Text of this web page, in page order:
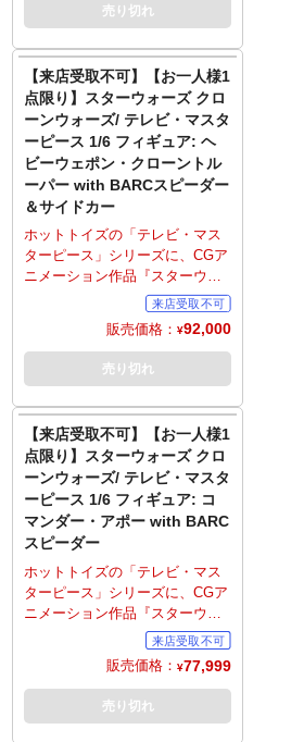
トに取り付けできる火炎放射の
替え用ハンドパーツ、砂漠の地
面が造形された台座を使用し、
劇中のさまざまなアクションが
演出可能。
※こちらの商品はお一人様1点ま
でのご予約・注文とさせていた
だきます。お一人様で複数のご
予約、同住所でのご予約・注文
が確認されましたらキャンセル
とさせていただきますのでご注
意ください。
の姿を、全高約30センチ、30箇
立体化。照準距離測定器可動の
新規造形ヘルメット、印象的な
マンダロアのアーマー、インナ
ー、両腕のリストガントレッ
ト、腰に巻いた弾帯ベルトな
ど、質感やディテールにこだわ
り、ウェザリング塗装を追加す
るなど、細部に至るまで精巧な
仕上がり。リスト・ガントレッ
トには火炎放射のエフェクトパ
ーツ、グラップリング・フック
が取り付け可能。ガダッフィス
ティック、腰のホルスターに収
納可能のブラスターピストル、
ブラスターライフル、ジェット
パック、豊富な差し替え用ハン
れた台座を使い、劇中のさまざ
まなアクションの演出が可能。
※こちらの商品はお一人様1点ま
でのご予約・注文とさせていた
だきます。お一人様で複数のご
予約、同住所でのご予約・注文
が確認されましたらキャンセル
意ください。
売り切れ
【来店受取不可】【お一人様1
点限り】スターウォーズ クロ
ーンウォーズ/ テレビ・マスタ
ーピース 1/6 フィギュア: ヘ
ビーウェポン・クローントル
ーパー with BARCスピーダー
＆サイドカー
ホットトイズの「テレビ・マス
ターピース」シリーズに、CGア
ニメーション作品『スターウォ
ーズ クローンウォーズ』よりヘ
ビーウェポン・クローントルー
パーがサイドカー付きBARCス
ピーダーとのセットでラインナ
ップ。トルーパーは30箇所以上
BARCスピーダーは全長約68セ
ンチでフィギュア化。第501大隊
のマーキングが入った装甲服
は、特殊な形状のヘルメット、
右肩に装着したブラックのショ
ルダーアーマー、ユーティリテ
ィ・ベルトなど、質感やディテ
ールにこだわり抜き、新規開発
でウェザリングを追加するな
ど、細部に至るまで精巧な仕上
がりに。ブラスター・ピスト
ル、ブラスター、ショルダーバ
ッグ、多彩な差し替え用ハンド
パーツ、床面が造形された台座
が付属。こちらも第501大隊仕様
販売価格： ¥92,000
売り切れ
【来店受取不可】【お一人様1
点限り】スターウォーズ クロ
ーンウォーズ/ テレビ・マスタ
ーピース 1/6 フィギュア: コ
マンダー・アポー with BARC
スピーダー
ホットトイズの「テレビ・マス
ターピース」シリーズに、CGア
ニメーション作品『スターウォ
ーズ クローンウォーズ』よりク
ローントルーパーの一個体、
「コマンダー・アポー」こと
CC-1119がBARCスピーダーとの
セットでラインナップ。コマン
販売価格： ¥77,999
売り切れ